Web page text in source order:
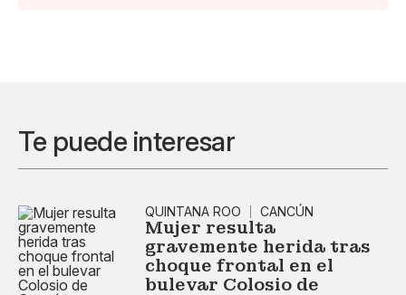
Te puede interesar
QUINTANA ROO CANCÚN
Mujer resulta
gravemente herida tras
choque frontal en el
bulevar Colosio de